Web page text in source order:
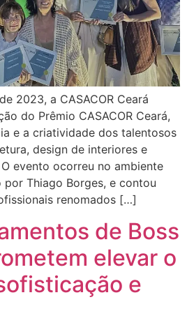
2023, a CASACOR Ceará
do Prêmio CASACOR Ceará,
e a criatividade dos talentosos
design de interiores e
evento ocorreu no ambiente
por Thiago Borges, e contou
renomados […]
de Boss
elevar o
e